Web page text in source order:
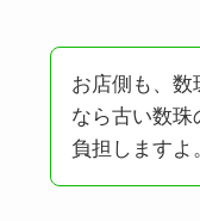
お店側も、数
なら古い数珠
負担しますよ